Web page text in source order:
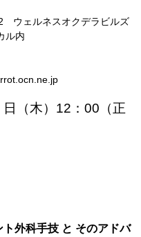
ウェルネスオクデラビルズ
ル内
（木）12：00（正
ト外科手技 と そのアドバ